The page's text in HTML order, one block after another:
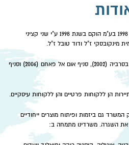
משרד הנסיעות "פאן טורס" (המפרץ) 1998 בע"מ הוקם בשנת 1998 ע"י שני קציני
מינקובסקי ז"ל ודוד טובל ז"ל.
לפאנטורס סניפים נוספים. בנובי סאד בסרביה (2002), סניף אום אל פאחם (2006) וסניף
הן ללקוחות פרטיים והן ללקוחות עיסקיים.
גם ביזמות ופיתוח מוצרים ייחודיים
השגרה. משרדינו מתמחה ב: